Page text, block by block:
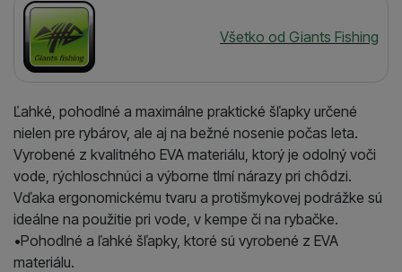
Výrobca
Všetko od Giants Fishing
Ľahké, pohodlné a maximálne praktické šľapky určené
nielen pre rybárov, ale aj na bežné nosenie počas leta.
Vyrobené z kvalitného EVA materiálu, ktorý je odolný voči
vode, rýchloschnúci a výborne tlmí nárazy pri chôdzi.
Vďaka ergonomickému tvaru a protišmykovej podrážke sú
ideálne na použitie pri vode, v kempe či na rybačke.
•Pohodlné a ľahké šľapky, ktoré sú vyrobené z EVA
materiálu.